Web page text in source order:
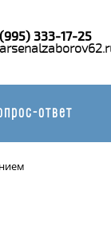
333-17-25
ответ